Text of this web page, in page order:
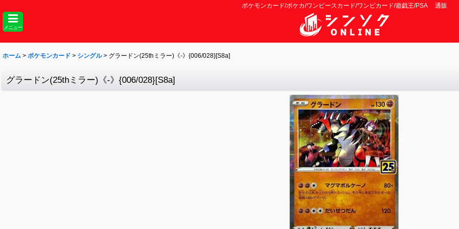
ポケモンカード/ポケカ/ワンピースカード/ワンピカード/遊戯王/PSA 通販
メニュー
ホーム > ポケモンカード > シングル > グラードン(25thミラー)《-》{006/028}[S8a]
グラードン(25thミラー)《-》{006/028}[S8a]